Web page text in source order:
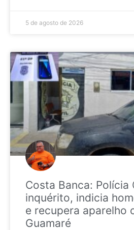
5 de agosto de 2026
Costa Banca: Polícia
inquérito, indicia
e recupera aparelho
Guamaré